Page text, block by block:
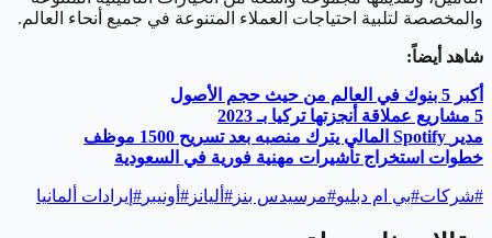
والمخصصة لتلبية احتياجات العملاء المتنوعة في جميع أنحاء العالم.
شاهد أيضاً:
أكبر 5 بنوك في العالم من حيث حجم الأصول
5 مشاريع عملاقة أنجزتها تركيا بـ 2023
مدير
المالي يترك منصبه بعد تسريح 1500 موظف
خطوات استخراج تأشيرات مهنية فورية في السعودية
#شركات#بي ام دبليو#مرسيدس بنز # أليانز # أونيبر # إيرادات ألمانيا